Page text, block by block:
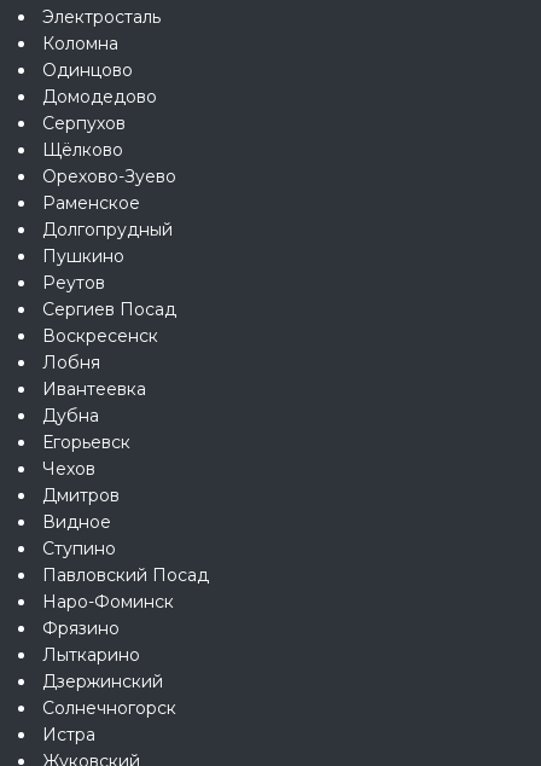
Электросталь
Коломна
Одинцово
Домодедово
Серпухов
Щёлково
Орехово-Зуево
Раменское
Долгопрудный
Пушкино
Реутов
Сергиев Посад
Воскресенск
Лобня
Ивантеевка
Дубна
Егорьевск
Чехов
Дмитров
Видное
Ступино
Павловский Посад
Наро-Фоминск
Фрязино
Лыткарино
Дзержинский
Солнечногорск
Истра
Жуковский